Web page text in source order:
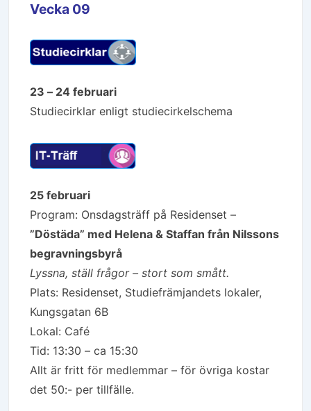
Vecka 09
23 – 24 februari
Studiecirklar enligt studiecirkelschema
25 februari
Program: Onsdagsträff på Residenset –
”Döstäda” med Helena & Staffan från Nilssons
begravningsbyrå
Lyssna, ställ frågor – stort som smått.
Plats: Residenset, Studiefrämjandets lokaler,
Kungsgatan 6B
Lokal: Café
Tid: 13:30 – ca 15:30
Allt är fritt för medlemmar – för övriga kostar
det 50:- per tillfälle.